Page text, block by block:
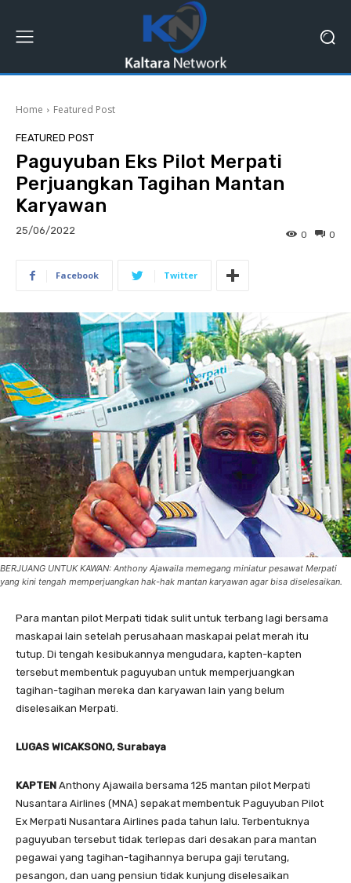
Home Featured Post
FEATURED POST
Paguyuban Eks Pilot Merpati
Perjuangkan Tagihan Mantan
Karyawan
25/06/2022 0
0
Facebook Twitter
BERJUANG UNTUK KAWAN: Anthony Ajawaila memegang miniatur pesawat Merpati
yang kini tengah memperjuangkan hak-hak mantan karyawan agar bisa diselesaikan.
Para mantan pilot Merpati tidak sulit untuk terbang lagi bersama
maskapai lain setelah perusahaan maskapai pelat merah itu
tutup. Di tengah kesibukannya mengudara, kapten-kapten
tersebut membentuk paguyuban untuk memperjuangkan
tagihan-tagihan mereka dan karyawan lain yang belum
diselesaikan Merpati.
LUGAS WICAKSONO, Surabaya
KAPTEN Anthony Ajawaila bersama 125 mantan pilot Merpati
Nusantara Airlines (MNA) sepakat membentuk Paguyuban Pilot
Ex Merpati Nusantara Airlines pada tahun lalu. Terbentuknya
paguyuban tersebut tidak terlepas dari desakan para mantan
pegawai yang tagihan-tagihannya berupa gaji terutang,
pesangon, dan uang pensiun tidak kunjung diselesaikan